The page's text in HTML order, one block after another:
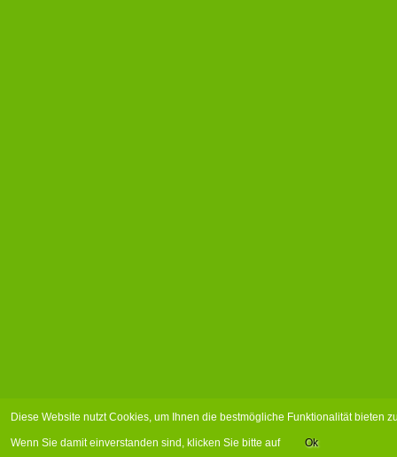
Diese Website nutzt Cookies, um Ihnen die bestmögliche Funktionalität bieten
Wenn Sie damit einverstanden sind, klicken Sie bitte auf Ok